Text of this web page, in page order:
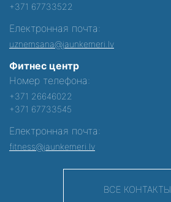
+371 67733522
Електронная почта:
uznemsana@jaunkemeri.lv
Фитнес центр
Номер телефона:
+371 26646022
+371 67733545
Електронная почта:
fitness@jaunkemeri.lv
ВСЕ КОНТАКТЫ